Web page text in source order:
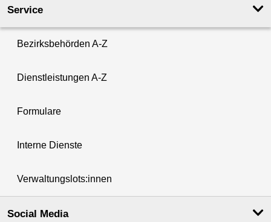
Service
Bezirksbehörden A-Z
Dienstleistungen A-Z
Formulare
Interne Dienste
Verwaltungslots:innen
Social Media